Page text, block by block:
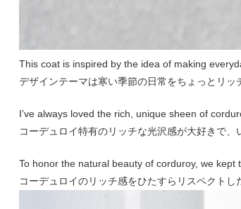
This coat is inspired by the idea of making
デザインテーマは寒い季節の日常をちょっとリッ
I’ve always loved the rich, unique sheen of
コーデュロイ特有のリッチな光沢感が大好きで、
To honor the natural beauty of corduroy, we kept
コーデュロイのリッチ感をひたすらリスペクト